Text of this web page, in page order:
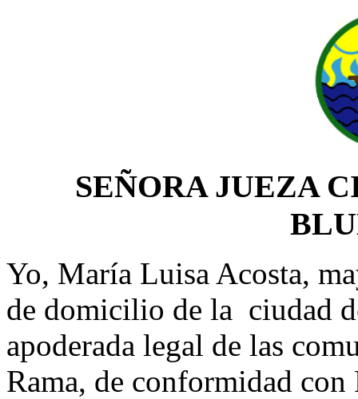
SEÑORA JUEZA
Yo, María Luisa Acosta,
de domicilio de la ciudad
apoderada legal de las
Rama, de conformidad